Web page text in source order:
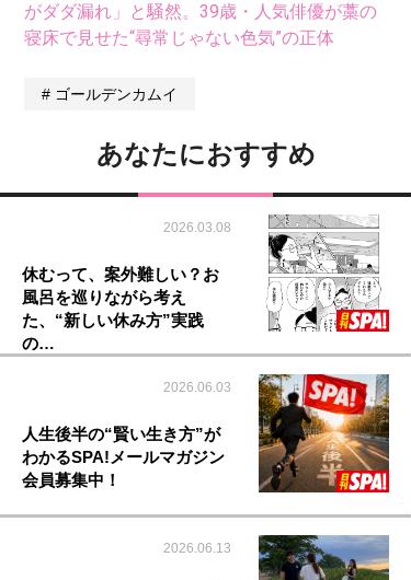
がダダ漏れ」と騒然。39歳・人気俳優が藁の
寝床で見せた“尋常じゃない色気”の正体
ゴールデンカムイ
あなたにおすすめ
2026.03.08
休むって、案外難しい？お
風呂を巡りながら考え
た、“新しい休み方”実践
の…
2026.06.03
人生後半の“賢い生き方”が
わかるSPA!メールマガジン
会員募集中！
2026.06.13